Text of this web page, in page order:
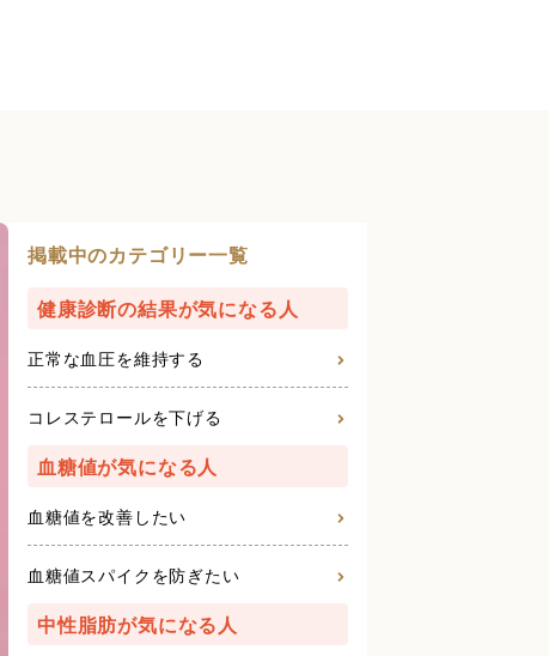
掲載中のカテゴリー一覧
健康診断の結果が気になる人
正常な血圧を維持する
コレステロールを下げる
血糖値が気になる人
血糖値を改善したい
血糖値スパイクを防ぎたい
中性脂肪が気になる人